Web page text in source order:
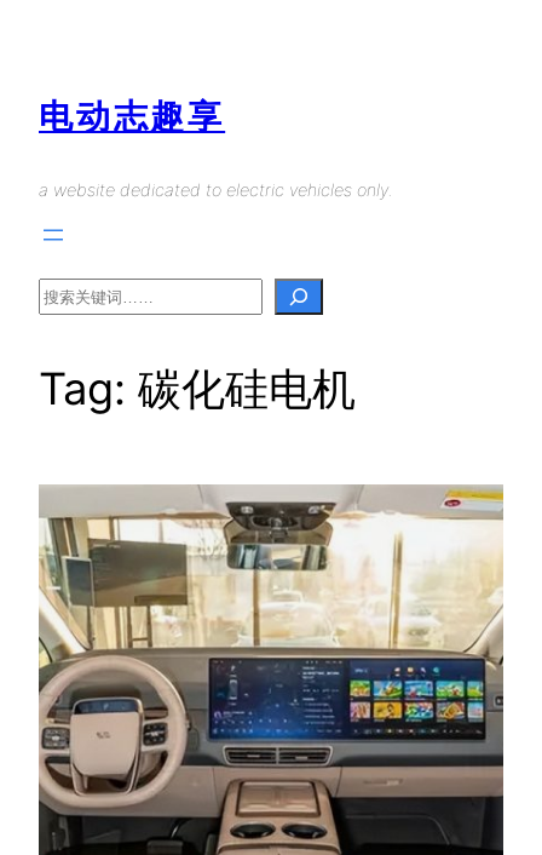
电动志趣享
a website dedicated to electric vehicles only.
Search
Tag: 碳化硅电机